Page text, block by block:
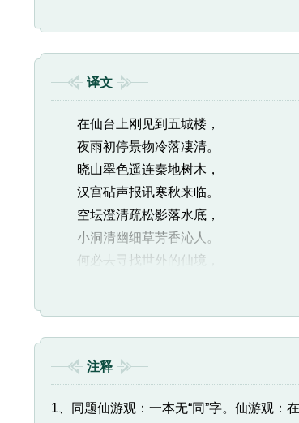
译文
在仙台上刚见到五城楼，
夜雨初停景物冷落凄清。
晓山翠色遥连秦地树木，
汉宫砧声报讯寒秋来临。
空坛澄清疏松影落水底，
小洞清幽细草芳香沁人。
何必去寻找世外的仙境，
注释
1、同题仙游观：一本无“同”字。仙游观：